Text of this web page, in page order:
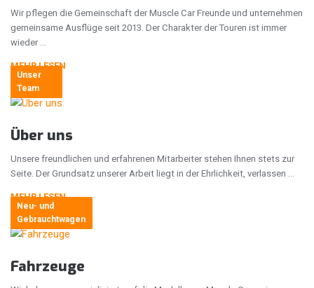
Wir pflegen die Gemeinschaft der Muscle Car Freunde und unternehmen
gemeinsame Ausflüge seit 2013. Der Charakter der Touren ist immer
wieder …
MEHR LESEN
Unser
Team
Über uns
Unsere freundlichen und erfahrenen Mitarbeiter stehen Ihnen stets zur
Seite. Der Grundsatz unserer Arbeit liegt in der Ehrlichkeit, verlassen …
MEHR LESEN
Neu- und
Gebrauchtwagen
Fahrzeuge